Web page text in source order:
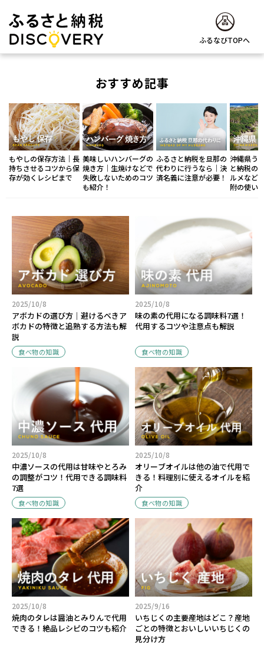
ふるなびTOPへ
おすすめ記事
もやしの保存方法｜長
持ちさせるコツから保
存が効くレシピまで
美味しいハンバーグの
焼き方｜生焼けなどで
失敗しないためのコツ
も紹介！
ふるさと納税を旦那の
代わりに行うなら｜決
済名義に注意が必要！
沖縄県う
と納税の
ルメなど
附の使い
2025/10/8
アボカドの選び方｜避けるべきア
ボカドの特徴と追熟する方法も解
説
食べ物の知識
2025/10/8
味の素の代用になる調味料7選！
代用するコツや注意点も解説
食べ物の知識
2025/10/8
中濃ソースの代用は甘味やとろみ
の調整がコツ！代用できる調味料
7選
食べ物の知識
2025/10/8
オリーブオイルは他の油で代用で
きる！料理別に使えるオイルを紹
介
食べ物の知識
2025/10/8
焼肉のタレは醤油とみりんで代用
できる！絶品レシピのコツも紹介
2025/9/16
いちじくの主要産地はどこ？産地
ごとの特徴とおいしいいちじくの
見分け方